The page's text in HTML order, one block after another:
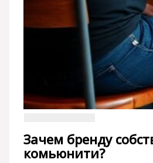
Зачем бренду
комьюнити?